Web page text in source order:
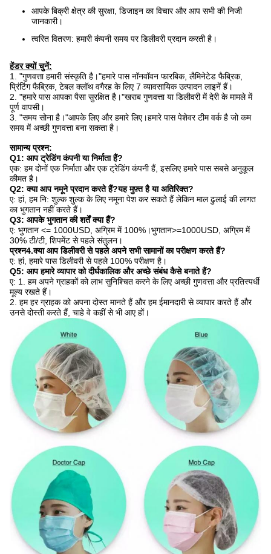
आपके बिक्री क्षेत्र की सुरक्षा, डिजाइन का विचार और आप सभी की निजी
जानकारी।
त्वरित वितरण: हमारी कंपनी समय पर डिलीवरी प्रदान करती है।
हेंडर क्यों चुनें:
1. "गुणवत्ता हमारी संस्कृति है।"हमारे पास नॉनवॉवन फारबिक, लैमिनेटेड फैब्रिक,
प्रिंटिंग फैब्रिक, टेबल क्लॉथ वगैरह के लिए 7 व्यावसायिक उत्पादन लाइनें हैं।
2. "हमारे पास आपका पैसा सुरक्षित है।"खराब गुणवत्ता या डिलीवरी में देरी के मामले में
पूर्ण वापसी।
3. "समय सोना है।"आपके लिए और हमारे लिए।हमारे पास पेशेवर टीम वर्क है जो कम
समय में अच्छी गुणवत्ता बना सकता है।
सामान्य प्रश्न:
Q1: आप ट्रेडिंग कंपनी या निर्माता हैं?
एक: हम दोनों एक निर्माता और एक ट्रेडिंग कंपनी हैं, इसलिए हमारे पास सबसे अनुकूल
कीमत है।
Q2: क्या आप नमूने प्रदान करते हैं?यह मुफ़्त है या अतिरिक्त?
ए: हां, हम नि: शुल्क शुल्क के लिए नमूना पेश कर सकते हैं लेकिन माल ढुलाई की लागत
का भुगतान नहीं करते हैं।
Q3: आपके भुगतान की शर्तें क्या हैं?
ए: भुगतान <= 1000USD, अग्रिम में 100%।भुगतान>=1000USD, अग्रिम में
30% टी/टी, शिपमेंट से पहले संतुलन।
प्रश्न4.क्या आप डिलीवरी से पहले अपने सभी सामानों का परीक्षण करते हैं?
ए: हां, हमारे पास डिलीवरी से पहले 100% परीक्षण है।
Q5: आप हमारे व्यापार को दीर्घकालिक और अच्छे संबंध कैसे बनाते हैं?
ए: 1. हम अपने ग्राहकों को लाभ सुनिश्चित करने के लिए अच्छी गुणवत्ता और प्रतिस्पर्धी
मूल्य रखते हैं।
2. हम हर ग्राहक को अपना दोस्त मानते हैं और हम ईमानदारी से व्यापार करते हैं और
उनसे दोस्ती करते हैं, चाहे वे कहीं से भी आए हों।